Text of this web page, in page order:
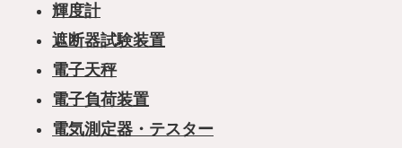
輝度計
遮断器試験装置
電子天秤
電子負荷装置
電気測定器・テスター